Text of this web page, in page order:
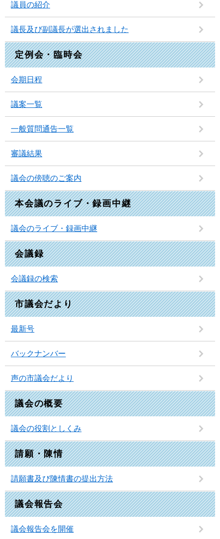
議員の紹介
議長及び副議長が選出されました
定例会・臨時会
会期日程
議案一覧
一般質問通告一覧
審議結果
議会の傍聴のご案内
本会議のライブ・録画中継
議会のライブ・録画中継
会議録
会議録の検索
市議会だより
最新号
バックナンバー
声の市議会だより
議会の概要
議会の役割としくみ
請願・陳情
請願書及び陳情書の提出方法
議会報告会
議会報告会を開催